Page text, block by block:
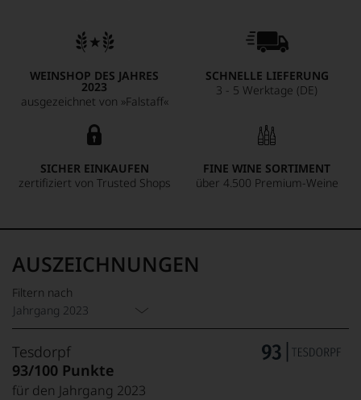
WEINSHOP DES JAHRES
2023
ausgezeichnet von »Falstaff«
SCHNELLE LIEFERUNG
3 - 5 Werktage (DE)
SICHER EINKAUFEN
zertifiziert von Trusted Shops
FINE WINE SORTIMENT
über 4.500 Premium-Weine
AUSZEICHNUNGEN
Filtern nach
Jahrgang 2023
Tesdorpf
93/100 Punkte
für den Jahrgang 2023